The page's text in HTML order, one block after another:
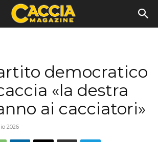
democratico
«la destra
ai cacciatori»
2026